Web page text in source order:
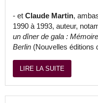
- et Claude Martin,
1990 à 1993, auteur,
un dîner de gala :
Berlin (Nouvelles éditions
LIRE LA SUITE